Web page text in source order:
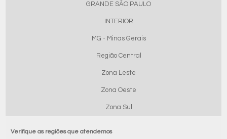
GRANDE SÃO PAULO
INTERIOR
MG - Minas Gerais
Região Central
Zona Leste
Zona Oeste
Zona Sul
Verifique as regiões que atendemos